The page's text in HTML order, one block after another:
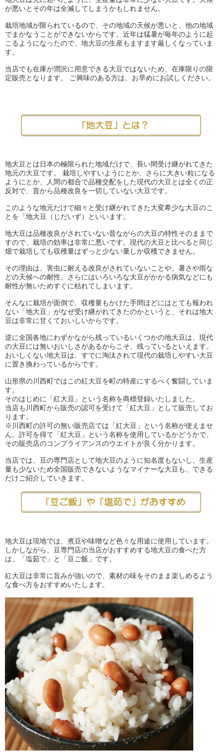
が悪いとその年は全滅してしまうかもしれません。
栽培地域が限られているので、その地域の天候が悪いと、他の地域
でまかなうことができないからです。近年は猛暑が毎年のように起
こるようになったので、地大豆の生産もますます厳しくなっていま
す。
当店でも在庫が潤沢に用意できる大豆ではないため、在庫限りの限
定販売となります。 ご興味のある方は、お早めにお試しください。
地大豆とは日本の極限られた地域だけで、長い間受け継がれてきた
地元の大豆です。 栽培しやすいようにとか、さらに大きい粒になる
ようにとか、人間の都合で品種交配をした現代の大豆とは全くの正
反対で、昔から品種改良を一切していない大豆です。
このような地元だけで細々と受け継がれてきた大変希少な大豆のこ
とを「地大豆（じだいず）といいます。
地大豆は品種改良がされていない昔ながらの大豆の特性そのままで
すので、栽培の効率は非常に悪いです。現代の大豆と比べると同じ
畑で栽培しても収穫量はずっと少ない量しか収穫できません。
その理由は、害虫に耐える改良がされていないことや、暑さや雨な
どの天候への耐性、さらにはいろいろな大豆がかかる病気などにも
耐性が無いためすぐに枯れてしまいます。
そんなに栽培が面倒で、収穫量もかけた手間ほどにはとても報われ
ない「地大豆」がなぜ受け継がれてきたのかというと、それは地大
豆は非常に甘くておいしいからです。
逆に全国各地にわずかながら残っているいくつかの地大豆は、現代
の大豆には無いおいしさがあるからこそ、残っているといえます。
おいしくない地大豆は、すでに淘汰されて現代の栽培しやすい大豆
に置き換わっているからです。
山形県の川西町ではこの紅大豆を町の特産にするべく奮闘していま
す。
そのはじめに「紅大豆」という名称を商標登録いたしました。
当店も川西町から販売の認可を受けて「紅大豆」として販売してお
ります。
※川西町の許可の無い販売店では「紅大豆」という名称が使えませ
ん。許可を得て「紅大豆」という名称を使用しているかどうかで、
その販売店のコンプライアンスのウエイトが良く分かります。
当店では、豆の専門店として地大豆のように知名度もないし、生産
量も少ないため全国販売できないようなマイナーな大豆も、できる
だけご紹介していきます。
地大豆は現地では、煮豆や味噌など色々な用途に使用しています。
しかしながら、豆専門店の当店がおすすめする地大豆の食べた方
は、「塩茹で」と「豆ご飯」です。
紅大豆は非常に旨みが強いので、素材の味をそのまま楽しめるよう
な食べ方をおすすめいたします。